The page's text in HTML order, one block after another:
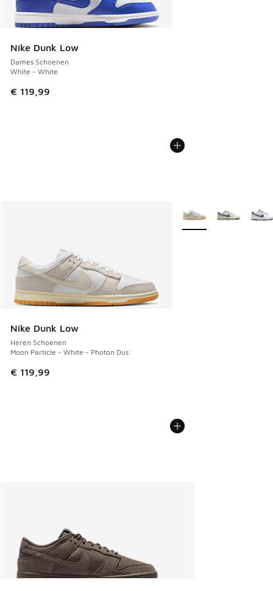
Nike Dunk Low
Dames Schoenen
White - White
€ 119,99
Nike Dunk Low
Heren Schoenen
Moon Particle - White - Photon Dus
€ 119,99
Meer kleuren